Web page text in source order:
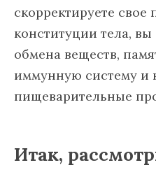
скорректируете свое
конституции тела,
обмена веществ,
иммунную систему и
пищеварительные
Итак,